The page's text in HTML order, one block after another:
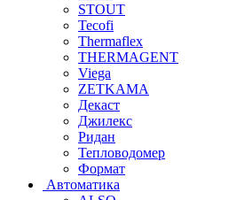
STOUT
Tecofi
Thermaflex
THERMAGENT
Viega
ZETKAMA
Декаст
Джилекс
Ридан
Тепловодомер
Формат
Автоматика